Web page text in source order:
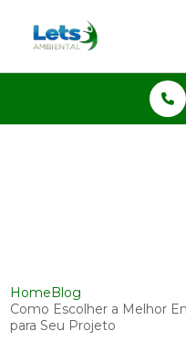
HomeBlog
Como Escolher a Melhor
para Seu Projeto